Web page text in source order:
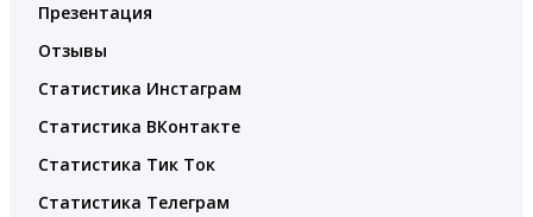
Презентация
Отзывы
Статистика Инстаграм
Статистика ВКонтакте
Статистика Тик Ток
Статистика Телеграм